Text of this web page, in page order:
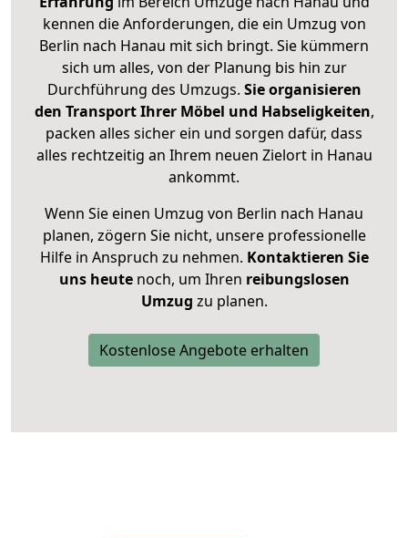
kennen die Anforderungen, die ein Umzug von
Berlin nach Hanau mit sich bringt. Sie kümmern
sich um alles, von der Planung bis hin zur
Durchführung des Umzugs. Sie organisieren
den Transport Ihrer Möbel und Habseligkeiten,
packen alles sicher ein und sorgen dafür, dass
alles rechtzeitig an Ihrem neuen Zielort in Hanau
ankommt.
Wenn Sie einen Umzug von Berlin nach Hanau
planen, zögern Sie nicht, unsere professionelle
Hilfe in Anspruch zu nehmen. Kontaktieren Sie
uns heutenoch, um Ihren reibungslosen
Umzug zu planen.
Kostenlose Angebote erhalten